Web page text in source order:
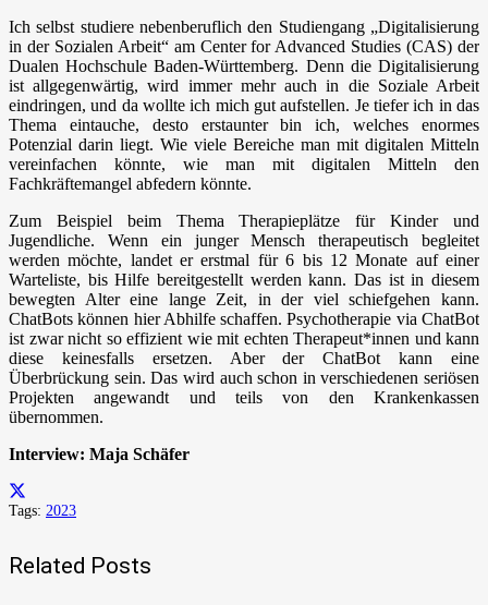
Ich selbst studiere nebenberuflich den Studiengang „Digitalisierung
in der Sozialen Arbeit“ am Center for Advanced Studies (CAS) der
Dualen Hochschule Baden-Württemberg. Denn die Digitalisierung
ist allgegenwärtig, wird immer mehr auch in die Soziale Arbeit
eindringen, und da wollte ich mich gut aufstellen. Je tiefer ich in das
Thema eintauche, desto erstaunter bin ich, welches enormes
Potenzial darin liegt. Wie viele Bereiche man mit digitalen Mitteln
vereinfachen könnte, wie man mit digitalen Mitteln den
Fachkräftemangel abfedern könnte.
Zum Beispiel beim Thema Therapieplätze für Kinder und
Jugendliche. Wenn ein junger Mensch therapeutisch begleitet
werden möchte, landet er erstmal für 6 bis 12 Monate auf einer
Warteliste, bis Hilfe bereitgestellt werden kann. Das ist in diesem
bewegten Alter eine lange Zeit, in der viel schiefgehen kann.
ChatBots können hier Abhilfe schaffen. Psychotherapie via ChatBot
ist zwar nicht so effizient wie mit echten Therapeut*innen und kann
diese keinesfalls ersetzen. Aber der ChatBot kann eine
Überbrückung sein. Das wird auch schon in verschiedenen seriösen
Projekten angewandt und teils von den Krankenkassen
übernommen.
Interview: Maja Schäfer
Tags: 2023
Related Posts